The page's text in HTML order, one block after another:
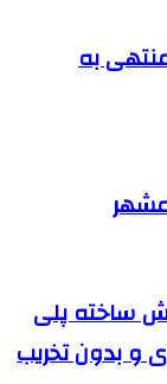
به
ساخته پلی
و بدون تخریب